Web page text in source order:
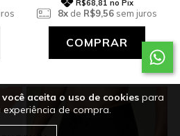
você aceita o uso de cookiespara
de compra.
R$68,81 no Pix
8xde R$9,56sem juros
COMPRAR